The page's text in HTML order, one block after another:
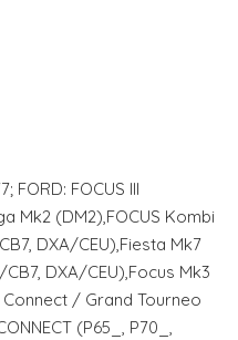
FORD: FOCUS III
Mk2 (DM2),FOCUS Kombi
DXA/CEU),Fiesta Mk7
DXA/CEU),Focus Mk3
/ Grand Tourneo
(P65_, P70_,